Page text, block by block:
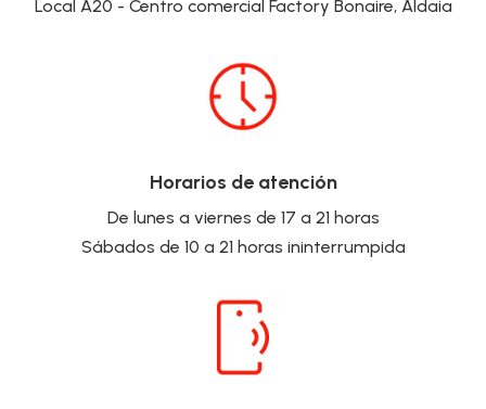
Local A20 - Centro comercial Factory Bonaire, Aldaia
Horarios de atención
De lunes a viernes de 17 a 21 horas
Sábados de 10 a 21 horas ininterrumpida